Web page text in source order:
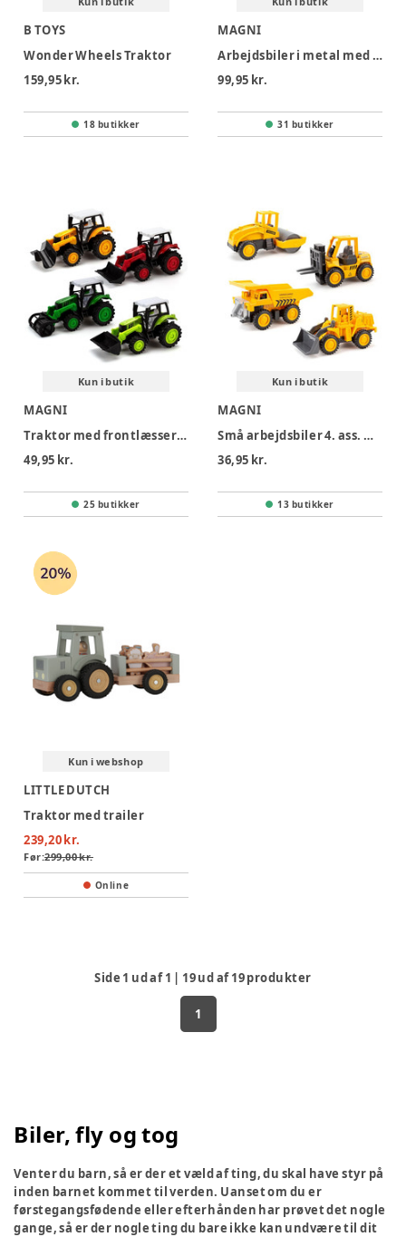
B TOYS
Wonder Wheels Traktor
159,95 kr.
18 butikker
MAGNI
Arbejdsbiler i metal med inerti 3 ass
99,95 kr.
31 butikker
Kun i butik
MAGNI
Traktor med frontlæsser og pull-back ass.
49,95 kr.
25 butikker
Kun i butik
MAGNI
Små arbejdsbiler 4. ass. med pull back
36,95 kr.
13 butikker
Kun i webshop
LITTLE DUTCH
Traktor med trailer
239,20 kr.
Før:299,00 kr.
Online
Side 1 ud af1 | 19ud af19produkter
1
Biler, fly og tog
Venter du barn, så er der et væld af ting, du skal have styr på
inden barnet kommet til verden. Uanset om du er
førstegangsfødende eller efterhånden har prøvet det nogle
gange, så er der nogle ting du bare ikke kan undvære til dit